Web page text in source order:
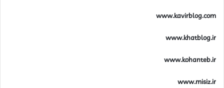
www.kavirblog.com
www.khatblog.ir
www.kohanteb.ir
www.misiz.ir